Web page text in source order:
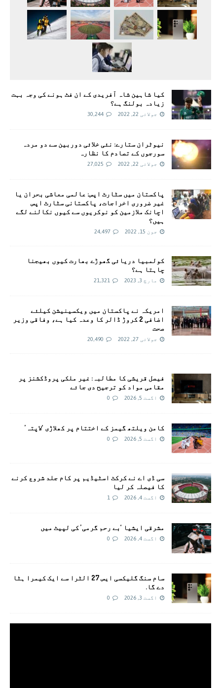
کیا شاہین شاہ آفریدی کے ان فٹ ہونے کی وجہ بہت
زیادہ بولنگ ہے؟
جولائی 22, 2022 30,244
نیوٹران ستارے: نئی خلائی دوربین سے دو مردہ
سورجوں کے تصادم کا نظارہ
جولائی 22, 2022 27,025
پاکستان میں سٹارٹ اپس: عالمی معاشی بحران یا
غیر ضروری اخراجات، پاکستانی سٹارٹ اپس
اچانک ملازمین کو نوکریوں سے کیوں نکالنے لگے
ہیں؟
جون 15, 2022 24,497
کولمبیا دریائی گھوڑے بھارت کیوں بھیجنا
چاہتا ہے؟
مارچ 3, 2023 21,321
امريکہ نے پاکستان میں ویکسینیشن کیلئے
اضافی 2 کروڑ ڈالر کا وعدہ کیا ہے، وفاقی وزیر
صحت
جولائی 27, 2022 20,490
فیصل قریشی کا مطالبہ: غیر ملکی پروڈکشنز پر
مقامی مواد کو ترجیح دی جائے
اگست 5, 2026 0
کامن ویلتھ گیمز کے اختتام پر کھلاڑی ‘لاپتہ’
اگست 5, 2026 0
سی ڈی اے نے کرکٹ اسٹیڈیم پر کام جلد شروع کرنے
کا فیصلہ کر لیا
اگست 4, 2026 1
مشرقی ایشیا ‘بے رحم گرمی’ کی لپیٹ میں
اگست 4, 2026 0
سام سنگ گلیکسی ایس 27 الٹرا سے ایک کیمرا ہٹا
دے گا.
اگست 3, 2026 0